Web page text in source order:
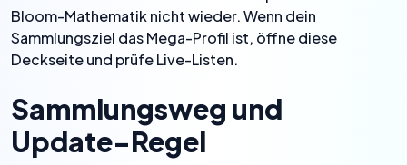
Bloom-Mathematik nicht wieder. Wenn dein
Sammlungsziel das Mega-Profil ist, öffne diese
Deckseite und prüfe Live-Listen.
Sammlungsweg und
Update-Regel